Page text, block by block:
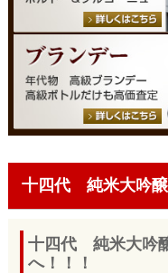
十四代 純米大吟
十四代 純米大吟
へ！！！